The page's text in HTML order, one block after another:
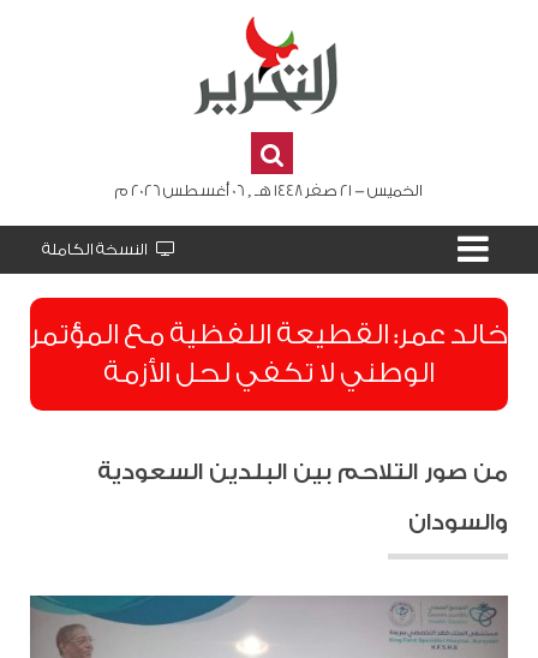
الخميس - 21 صفر 1448 هـ , 06 أغسطس 2026 م
النسخة الكاملة
​خالد عمر: القطيعة اللفظية مع المؤتمر
الوطني لا تكفي لحل الأزمة
من صور التلاحم بين البلدين السعودية
والسودان